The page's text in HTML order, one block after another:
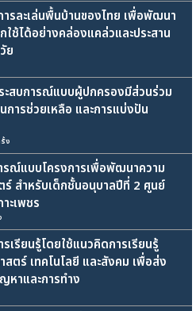
รละเล่นพื้นบ้านของไทย เพื่อพัฒนา
ใช้ได้อย่างคล่องแคล่วและประสาน
ย
สบการณ์แบบผู้ปกครองมีส่วนร่วม
ารช่วยเหลือ และการแบ่งปัน
ง
รณ์แบบโครงการเพื่อพัฒนาความ
สำหรับเด็กชั้นอนุบาลปีที่ 2 ศูนย์
ะเพชร
รียนรู้โดยใช้แนวคิดการเรียนรู้
ตร์ เทคโนโลยี และสังคม เพื่อส่ง
หาและการทำง